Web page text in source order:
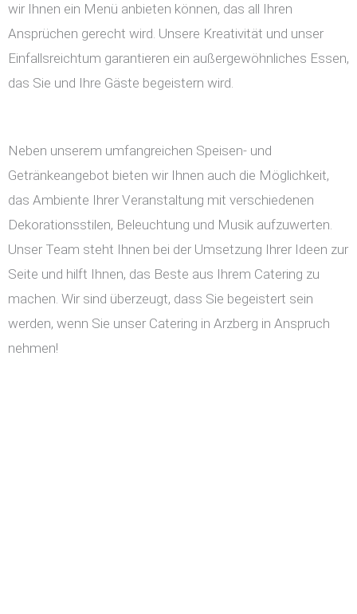
wir Ihnen ein Menü anbieten können, das all Ihren
Ansprüchen gerecht wird. Unsere Kreativität und unser
Einfallsreichtum garantieren ein außergewöhnliches Essen,
das Sie und Ihre Gäste begeistern wird.
Neben unserem umfangreichen Speisen- und
Getränkeangebot bieten wir Ihnen auch die Möglichkeit,
das Ambiente Ihrer Veranstaltung mit verschiedenen
Dekorationsstilen, Beleuchtung und Musik aufzuwerten.
Unser Team steht Ihnen bei der Umsetzung Ihrer Ideen zur
Seite und hilft Ihnen, das Beste aus Ihrem Catering zu
machen. Wir sind überzeugt, dass Sie begeistert sein
werden, wenn Sie unser Catering in Arzberg in Anspruch
nehmen!